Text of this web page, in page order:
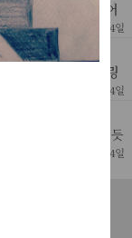
의자에 물이 먹어
아래로 내려와 쭈그려
] 48 2022년 1월 14일
디 가셨나?”양파링
멍하니 창 밖을 바
2022년 1월 14일
의 사람들이 그렇듯
니터 아래 파란색 전
2022년 1월 14일